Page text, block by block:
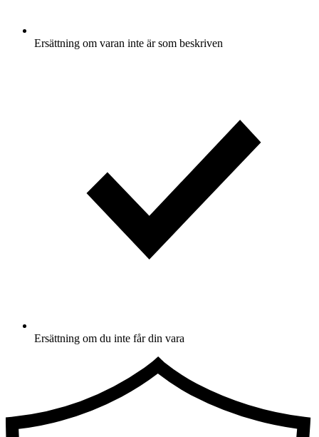
Ersättning om varan inte är som beskriven
Ersättning om du inte får din vara